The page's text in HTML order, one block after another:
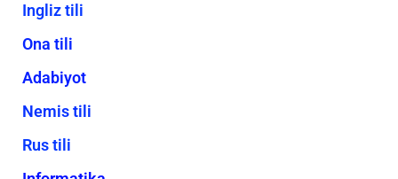
Ingliz tili
Ona tili
Adabiyot
Nemis tili
Rus tili